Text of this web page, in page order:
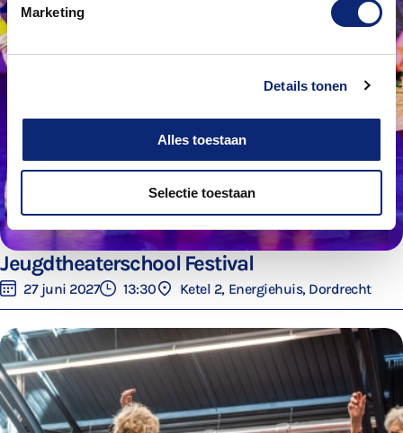
Marketing
Details tonen
Alles toestaan
Selectie toestaan
Jeugdtheaterschool Festival
27 juni 2027 13:30 Ketel 2, Energiehuis, Dordrecht